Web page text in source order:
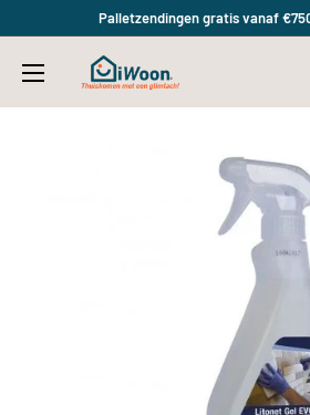
content
Palletzendingen gratis vanaf
iWoon.nl